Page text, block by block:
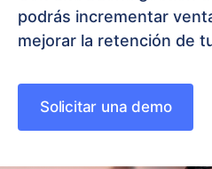
podrás incrementar
mejorar la retención de
Solicitar una demo